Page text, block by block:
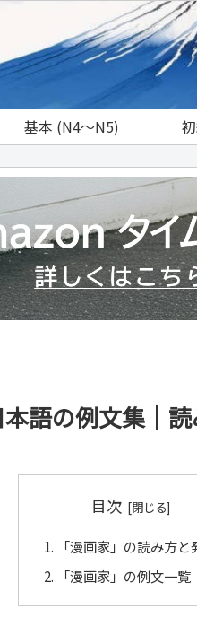
基本 (N4～N5)
本語の例文集｜
目次
「漫画家」の読み方と
「漫画家」の例文一覧